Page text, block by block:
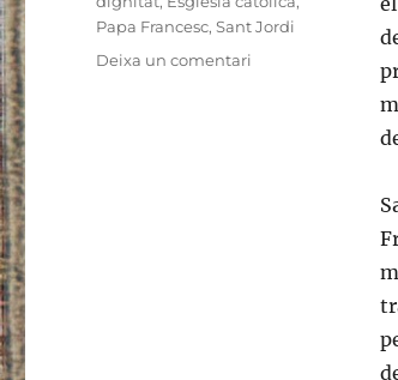
Papa Francesc,Sant Jordi
Deixa un comentari